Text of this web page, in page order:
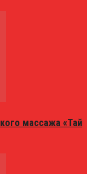
массажа «Тай